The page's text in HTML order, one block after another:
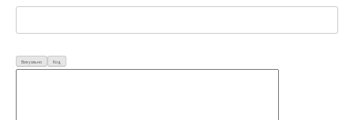
Визуально Код